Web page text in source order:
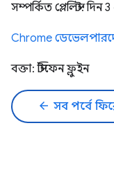
সম্পর্কিত প্লেলিস্ট: দিন
Chrome
বক্তা: স্টিফেন ফ্লুইন
arrow_back সব পর্বে